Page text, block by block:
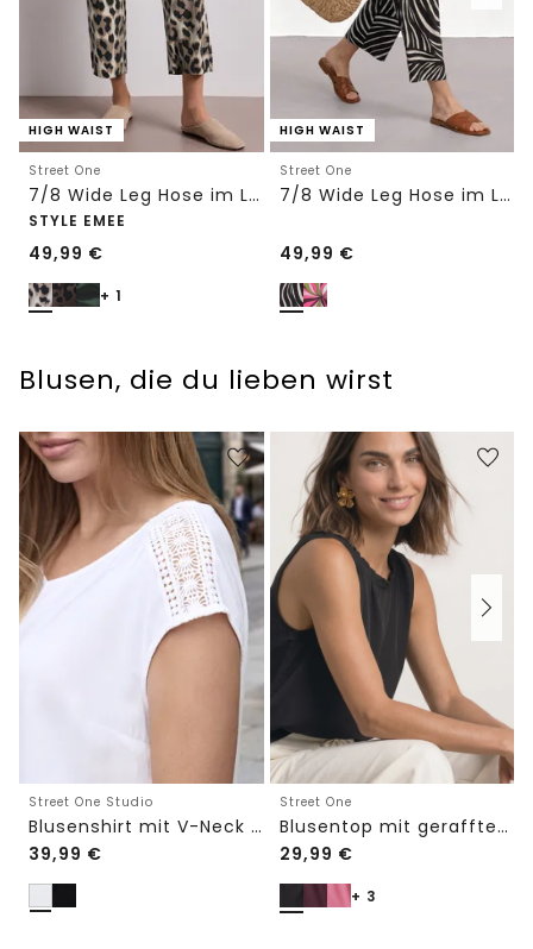
HIGH WAIST
Street One
7/8 Wide Leg Hose im Loose Fit mit Print
STYLE EMEE
49,99 €
+ 1
HIGH WAIST
Street One
7/8 Wide Leg Hose im Loose Fit
49,99 €
Blusen, die du lieben wirst
Street One Studio
Blusenshirt mit V-Neck und Spitze
39,99 €
Street One
Blusentop mit gerafftem Rundhals
29,99 €
+ 3